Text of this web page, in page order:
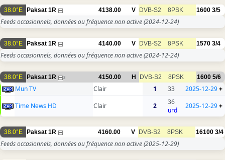
38.0°E Paksat 1R 4138.00 V DVB-S2 8PSK 1600 3/5
Feeds occasionnels, données ou fréquence non active(2024-12-24)
38.0°E Paksat 1R 4140.00 V DVB-S2 8PSK 1570 3/4
Feeds occasionnels, données ou fréquence non active(2024-12-24)
38.0°E Paksat 1R 2 4150.00 H DVB-S2 8PSK 1600 5/6
Mun TV Clair 1 33 2025-12-29+
Time News HD
Clair 2
36
urd
2025-12-29+
38.0°E Paksat 1R 4160.00 V DVB-S2 8PSK 16100 3/4
Feeds occasionnels, données ou fréquence non active(2025-12-29)